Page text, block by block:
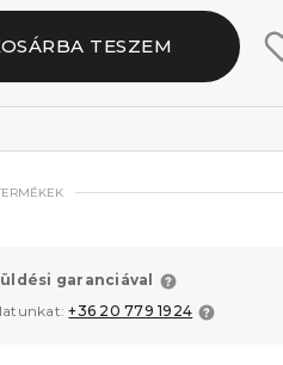
TESZEM
garanciával
+36 20 779 1924